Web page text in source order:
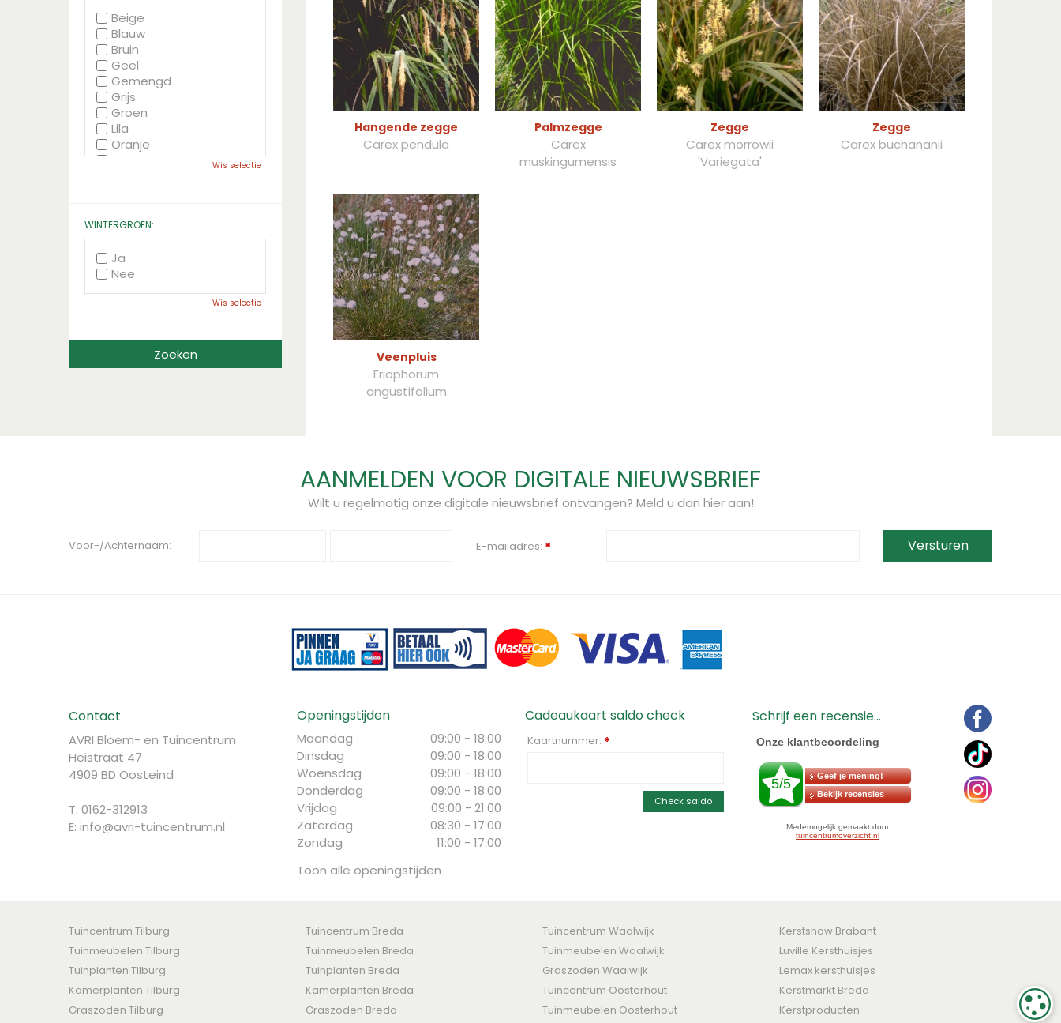
Hangende zegge
Carex pendula
Palmzegge
Carex
muskingumensis
Zegge
Carex morrowii
'Variegata'
Zegge
Carex buchananii
Veenpluis
Eriophorum
angustifolium
Beige
Blauw
Bruin
Geel
Gemengd
Grijs
Groen
Lila
Oranje
Paars
Zwart
Wis selectie
WINTERGROEN:
Ja
Nee
Wis selectie
AANMELDEN VOOR DIGITALE NIEUWSBRIEF
Wilt u regelmatig onze digitale nieuwsbrief ontvangen? Meld u dan hier aan!
Voor-/Achternaam: E-mailadres: *
Contact
AVRI Bloem- en Tuincentrum
Heistraat 47
4909 BD Oosteind
T: 0162-312913
E: info@avri-tuincentrum.nl
Openingstijden
Maandag
09:00 - 18:00
Dinsdag
09:00 - 18:00
Woensdag
09:00 - 18:00
Donderdag
09:00 - 18:00
Vrijdag
09:00 - 21:00
Zaterdag
08:30 - 17:00
Zondag
11:00 - 17:00
Toon alle openingstijden
Cadeaukaart saldo check
Kaartnummer: *
Check saldo
Schrijf een recensie...
Tuincentrum Tilburg
Tuinmeubelen Tilburg
Tuinplanten Tilburg
Kamerplanten Tilburg
Graszoden Tilburg
Tuincentrum Breda
Tuinmeubelen Breda
Tuinplanten Breda
Kamerplanten Breda
Graszoden Breda
Tuincentrum Waalwijk
Tuinmeubelen Waalwijk
Graszoden Waalwijk
Tuincentrum Oosterhout
Tuinmeubelen Oosterhout
Kerstshow Brabant
Luville Kersthuisjes
Lemax kersthuisjes
Kerstmarkt Breda
Kerstproducten